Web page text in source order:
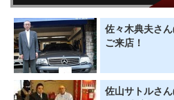
佐々木典夫さ
ご来店！
佐山サトルさ